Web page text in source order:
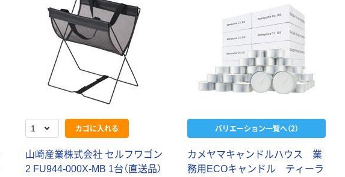
カゴに入れる
山崎産業株式会社 セルフワゴン
2 FU944-000X-MB 1台（直送品）
バリエーション一覧へ（2）
カメヤマキャンドルハウス 業
務用ECOキャンドル ティーラ